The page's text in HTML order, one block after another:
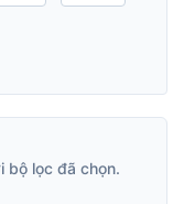
bộ lọc đã chọn.